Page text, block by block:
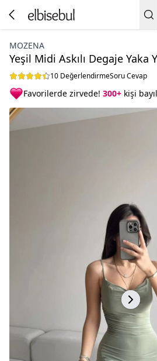
MOZENA
Yeşil Midi Askılı Degaje Yaka
10 DeğerlendirmeSoru Cevap
Favorilerde zirvede! 300+ kişi